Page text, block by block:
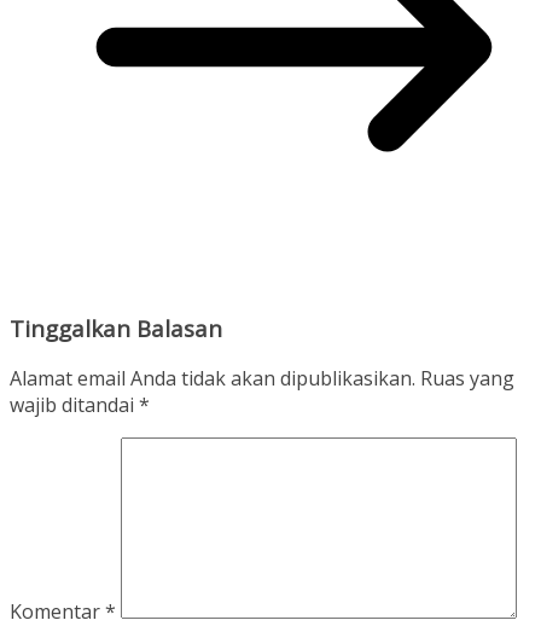
Tinggalkan Balasan
Alamat email Anda tidak akan dipublikasikan. Ruas yang
wajib ditandai *
Komentar*